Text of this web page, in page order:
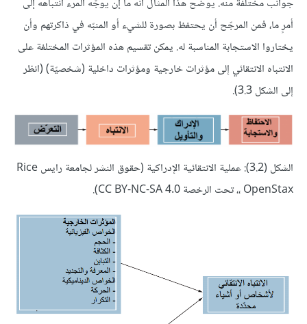
أمرٍ ما، فمن المرجّح أن يحتفظ بصورة للشيء أو المنبّه في ذاكرتهم وأن
يختاروا الاستجابة المناسبة له. يمكن تقسيم هذه المؤثرات المختلفة على
الانتباه الانتقائي إلى مؤثرات خارجية ومؤثرات داخلية (شخصيّة) (انظر
إلى الشكل 3.3).
الشكل (3.2): عملية الانتقائية الإدراكية (حقوق النشر لجامعة رايس Rice
، OpenStax، تحت الرخصة CC BY-NC-SA 4.0).